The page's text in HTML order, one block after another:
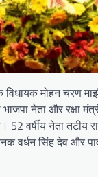
विधायक मोहन चरण
नेता और रक्षा
52 वर्षीय नेता तटीय
वर्धन सिंह देव और